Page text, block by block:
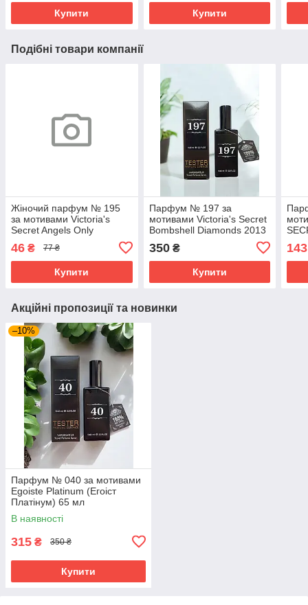
Купити Купити
Подібні товари компанії
Жіночий парфум № 195
за мотивами Victoria's
Secret Angels Only
Онлі) 12 мл. ОПТ
46 ₴ 77 ₴
Купити
Парфум № 197 за
мотивами Victoria's Secret
Bombshell Diamonds 2013
(Вікторія Сікрет Бомбшелл
Діамантс 2013) 65 мл
350₴
Купити
143
Акційні пропозиції та новинки
–10%
Парфум № 040 за мотивами
Egoiste Platinum (Егоіст
Платінум) 65 мл
В наявності
315 ₴ 350 ₴
Купити